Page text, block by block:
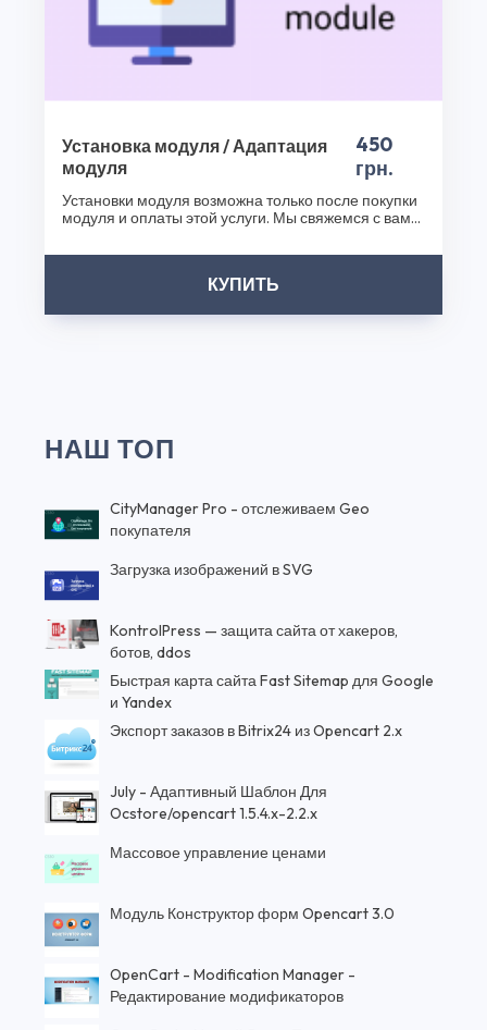
Установка модуля / Адаптация
модуля
450
грн.
Установки модуля возможна только после покупки
модуля и оплаты этой услуги. Мы свяжемся с вами
КУПИТЬ
НАШ ТОП
CityManager Pro - отслеживаем Geo
покупателя
Загрузка изображений в SVG
KontrolPress — защита сайта от хакеров,
ботов, ddos
Быстрая карта сайта Fast Sitemap для Google
и Yandex
Экспорт заказов в Bitrix24 из Opencart 2.x
July - Адаптивный Шаблон Для
Ocstore/opencart 1.5.4.x-2.2.x
Массовое управление ценами
Модуль Конструктор форм Opencart 3.0
OpenCart - Modification Manager -
Редактирование модификаторов